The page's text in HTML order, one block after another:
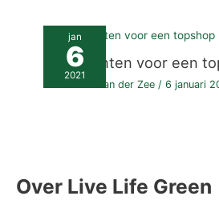
jan
6
2021
Ingrediënten voor een
Guus van der Zee /6 januari
Over Live Life Green